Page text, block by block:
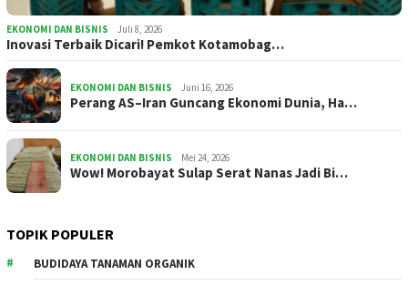
EKONOMI DAN BISNIS Juli 8, 2026
Inovasi Terbaik Dicari! Pemkot Kotamobag…
EKONOMI DAN BISNIS Juni 16, 2026
Perang AS–Iran Guncang Ekonomi Dunia, Ha…
EKONOMI DAN BISNIS Mei 24, 2026
Wow! Morobayat Sulap Serat Nanas Jadi Bi…
TOPIK POPULER
BUDIDAYA TANAMAN ORGANIK